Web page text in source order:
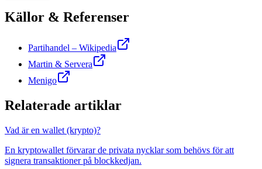
Källor & Referenser
Partihandel – Wikipedia
Martin & Servera
Menigo
Relaterade artiklar
Vad är en wallet (krypto)?
En kryptowallet förvarar de privata nycklar som behövs för att
signera transaktioner på blockkedjan.